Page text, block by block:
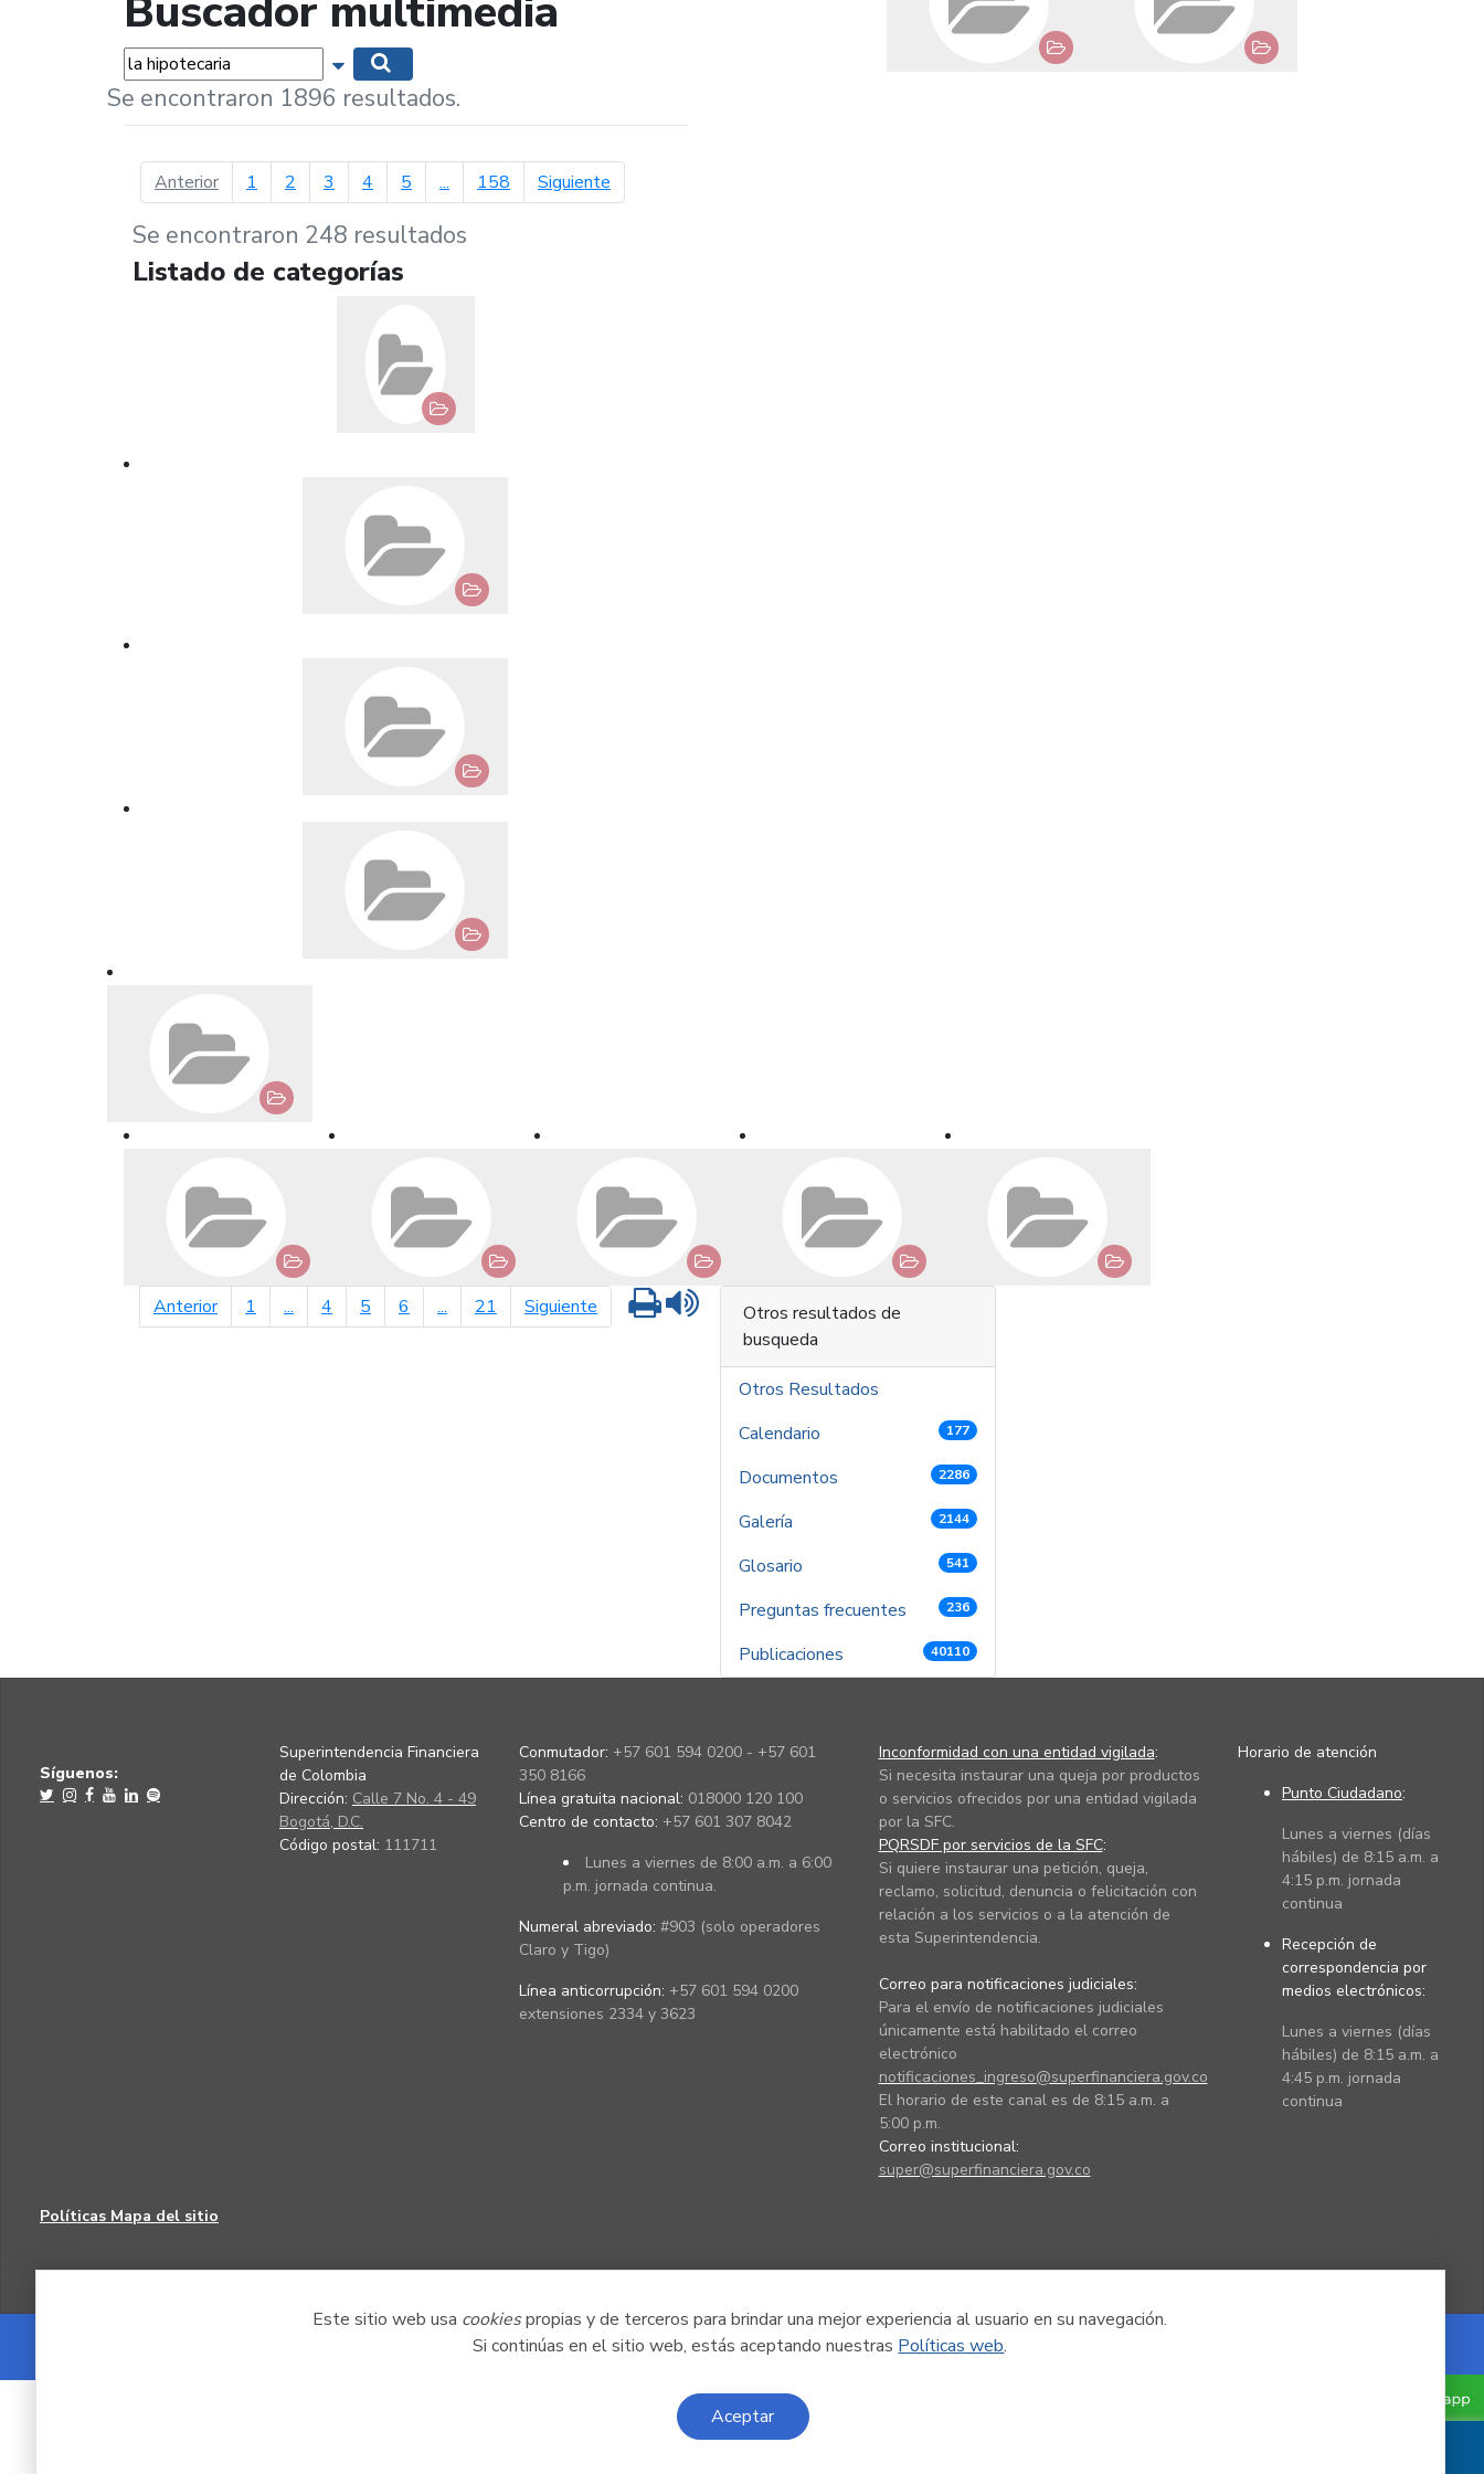
Este sitio web usa cookiespropias y de terceros para brindar una mejor experiencia al usuario en su navegación.
Si continúas en el sitio web, estás aceptando nuestras Políticas web.
Aceptar
Buscador multimedia
Palabras... Mostrar opciones de búsqueda
Se encontraron 1896 resultados.
Anteriorpágina anterior
1 2 3 4 5 ... 158 Siguientepágina siguiente
Se encontraron 248 resultados
Listado de categorías
Anteriorpágina anterior
1 ... 4 5 6 ... 21 Siguientepágina siguiente
Imprimir
Otros resultados de
busqueda
Otros Resultados
Calendario
177
Documentos 2286
Galería 2144
Glosario 541
Preguntas frecuentes 236
Publicaciones 40110
Síguenos:
Superintendencia Financiera
de Colombia
Dirección: Calle 7 No. 4 - 49
Bogotá, D.C.
Código postal: 111711
Conmutador: +57 601 594 0200 - +57 601
350 8166
Línea gratuita nacional: 018000 120 100
Centro de contacto: +57 601 307 8042
Lunes a viernes de 8:00 a.m. a 6:00
p.m. jornada continua.
Numeral abreviado: #903 (solo operadores
Claro y Tigo)
Línea anticorrupción: +57 601 594 0200
extensiones 2334 y 3623
Inconformidad con una entidad vigilada:
Si necesita instaurar una queja por productos
o servicios ofrecidos por una entidad vigilada
por la SFC.
PQRSDF por servicios de la SFC:
Si quiere instaurar una petición, queja,
reclamo, solicitud, denuncia o felicitación con
relación a los servicios o a la atención de
esta Superintendencia.
Correo para notificaciones judiciales:
Para el envío de notificaciones judiciales
únicamente está habilitado el correo
electrónico
notificaciones_ingreso@superfinanciera.gov.co
El horario de este canal es de 8:15 a.m. a
5:00 p.m.
Correo institucional:
super@superfinanciera.gov.co
Horario de atención
Punto Ciudadano:
Lunes a viernes (días
hábiles) de 8:15 a.m. a
4:15 p.m. jornada
continua
Recepción de
correspondencia por
medios electrónicos:
Lunes a viernes (días
hábiles) de 8:15 a.m. a
4:45 p.m. jornada
continua
Políticas Mapa del sitio
Powered by Nexura